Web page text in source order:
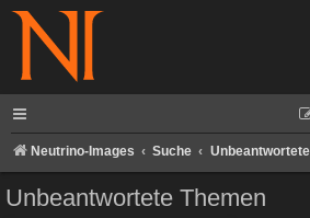
Neutrino-Images Suche
Unbeantwortete Themen